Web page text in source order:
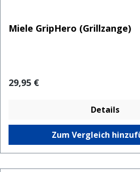
Miele GripHero (Grillzange)
Regulärer Preis:
29,95 €
Details
Zum Vergleich